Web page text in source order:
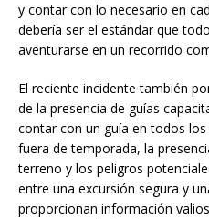
y contar con lo necesario en
debería ser el estándar que
aventurarse en un recorrido
El reciente incidente también
de la presencia de guías
contar con un guía en todos
fuera de temporada, la
terreno y los peligros
entre una excursión segura y
proporcionan información